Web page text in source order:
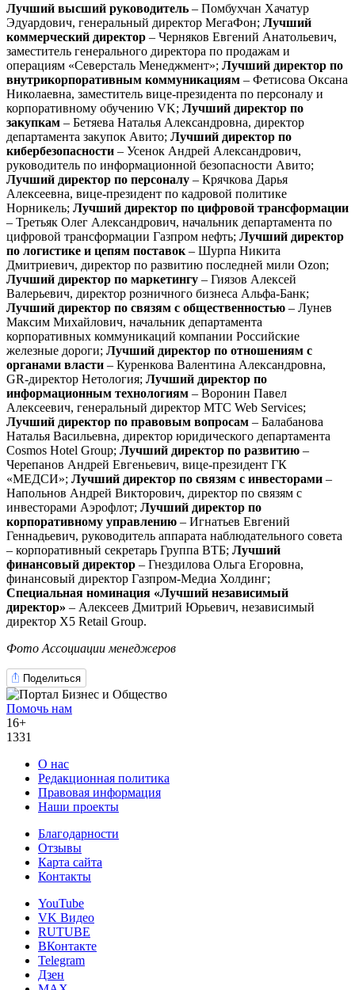
Лучший высший руководитель – Помбухчан Хачатур
Эдуардович, генеральный директор МегаФон; Лучший
коммерческий директор – Черняков Евгений Анатольевич,
заместитель генерального директора по продажам и
операциям «Северсталь Менеджмент»; Лучший директор по
внутрикорпоративным коммуникациям – Фетисова Оксана
Николаевна, заместитель вице-президента по персоналу и
корпоративному обучению VK; Лучший директор по
закупкам – Бетяева Наталья Александровна, директор
департамента закупок Авито; Лучший директор по
кибербезопасности – Усенок Андрей Александрович,
руководитель по информационной безопасности Авито;
Лучший директор по персоналу – Крячкова Дарья
Алексеевна, вице-президент по кадровой политике
Норникель; Лучший директор по цифровой трансформации
– Третьяк Олег Александрович, начальник департамента по
цифровой трансформации Газпром нефть; Лучший директор
по логистике и цепям поставок – Шурпа Никита
Дмитриевич, директор по развитию последней мили Ozon;
Лучший директор по маркетингу – Гиязов Алексей
Валерьевич, директор розничного бизнеса Альфа-Банк;
Лучший директор по связям с общественностью – Лунев
Максим Михайлович, начальник департамента
корпоративных коммуникаций компании Российские
железные дороги; Лучший директор по отношениям с
органами власти – Куренкова Валентина Александровна,
GR-директор Нетология; Лучший директор по
информационным технологиям – Воронин Павел
Алексеевич, генеральный директор МТС Web Services;
Лучший директор по правовым вопросам – Балабанова
Наталья Васильевна, директор юридического департамента
Cosmos Hotel Group; Лучший директор по развитию –
Черепанов Андрей Евгеньевич, вице-президент ГК
«МЕДСИ»; Лучший директор по связям с инвесторами –
Напольнов Андрей Викторович, директор по связям с
инвесторами Аэрофлот; Лучший директор по
корпоративному управлению – Игнатьев Евгений
Геннадьевич, руководитель аппарата наблюдательного совета
– корпоративный секретарь Группа ВТБ; Лучший
финансовый директор – Гнездилова Ольга Егоровна,
финансовый директор Газпром-Медиа Холдинг;
Специальная номинация «Лучший независимый
директор» – Алексеев Дмитрий Юрьевич, независимый
директор Х5 Retail Group.
Фото Ассоциации менеджеров
Поделиться
Помочь нам
16+
1331
О нас
Редакционная политика
Правовая информация
Наши проекты
Благодарности
Отзывы
Карта сайта
Контакты
YouTube
VK Видео
RUTUBE
ВКонтакте
Telegram
Дзен